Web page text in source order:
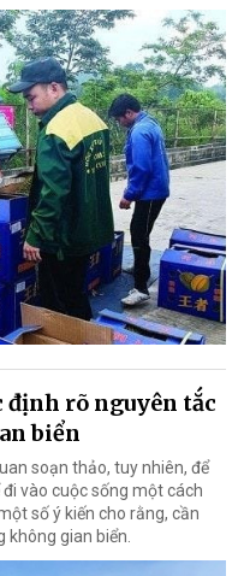
định rõ nguyên tắc
biển
soạn thảo, tuy nhiên, để
vào cuộc sống một cách
số ý kiến cho rằng, cần
không gian biển.